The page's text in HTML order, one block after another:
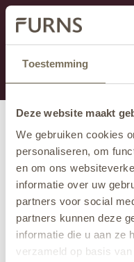
Toestemming
Deze website maakt
We gebruiken cookies
personaliseren, om
en om ons
informatie over uw
partners voor social
partners kunnen deze
informatie die u aan ze
verzameld op basis
Ten dział jest
informacji.
możesz zadzwonić